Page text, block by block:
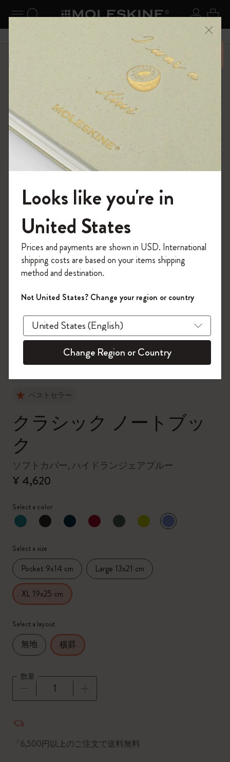
ナビゲーションの切替 ログ
検索 (キーワードなど) カ
6,500円以上のご購入で送料無料 メニ
ーを閉じる
ショップ The Original Notebook
ベストセラー
クラシック ノートブッ
ク
ソフトカバー, ハイドランジェアブルー
¥ 4,620
Select a color
選択済
*選択したカラー
Select a size
Pocket 9x14 cm Large 13x21 cm
XL 19x25 cm
Select a layout
無地 横罫
数量
「6,500円以上のご注文で送料無料
モレスキンの世界へようこそ
「WELCOME10」を入力すると、初回注
文が10%オフ＋送料無料になります。セ
ール・アウトレット品は適用外。
Moleskineアカウントを作成して限定オフ
ァーや会員特典、さらに多くのインスピ
レーションを手に入れましょう。
今すぐ会員登録 !
Looks like you're in
United States
Prices and payments are shown in USD. International
shipping costs are based on your items shipping
method and destination.
Not United States? Change your region or country
Change Region or Country